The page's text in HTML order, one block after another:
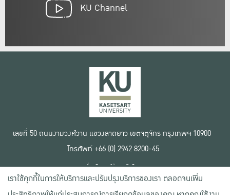
KU Channel
เลขที่ 50 ถนนงามวงศ์วาน แขวงลาดยาว เขตจตุจักร กรุงเทพฯ 10900
โทรศัพท์ +66 (0) 2942 8200-45
เงื่อนไขการใช้งานเว็บไซต์
ข้อตกลงด้านสิทธิ์ใช้งาน
นโยบายความเป็นส่วนตัว
เราใช้คุกกี้ในการให้บริการและปรับปรุงบริการของเรา ตลอดจนเพิ่ม